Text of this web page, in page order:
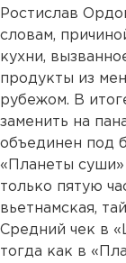
Ростислав
словам,
кухни,
продукты из
рубежом. В
заменить на
объединен под
«Планеты
только пятую
вьетнамская,
Средний чек в
тогда как в